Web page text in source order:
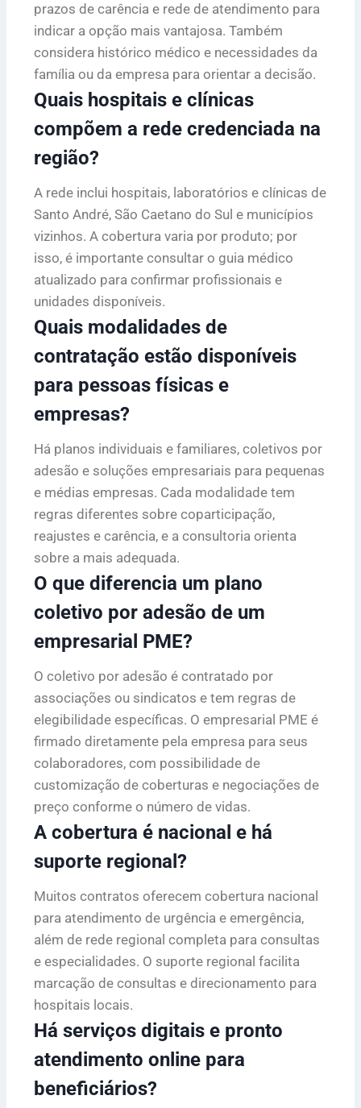
prazos de carência e rede de atendimento para
indicar a opção mais vantajosa. Também
considera histórico médico e necessidades da
família ou da empresa para orientar a decisão.
Quais hospitais e clínicas
compõem a rede credenciada na
região?
A rede inclui hospitais, laboratórios e clínicas de
Santo André, São Caetano do Sul e municípios
vizinhos. A cobertura varia por produto; por
isso, é importante consultar o guia médico
atualizado para confirmar profissionais e
unidades disponíveis.
Quais modalidades de
contratação estão disponíveis
para pessoas físicas e
empresas?
Há planos individuais e familiares, coletivos por
adesão e soluções empresariais para pequenas
e médias empresas. Cada modalidade tem
regras diferentes sobre coparticipação,
reajustes e carência, e a consultoria orienta
sobre a mais adequada.
O que diferencia um plano
coletivo por adesão de um
empresarial PME?
O coletivo por adesão é contratado por
associações ou sindicatos e tem regras de
elegibilidade específicas. O empresarial PME é
firmado diretamente pela empresa para seus
colaboradores, com possibilidade de
customização de coberturas e negociações de
preço conforme o número de vidas.
A cobertura é nacional e há
suporte regional?
Muitos contratos oferecem cobertura nacional
para atendimento de urgência e emergência,
além de rede regional completa para consultas
e especialidades. O suporte regional facilita
marcação de consultas e direcionamento para
hospitais locais.
Há serviços digitais e pronto
atendimento online para
beneficiários?